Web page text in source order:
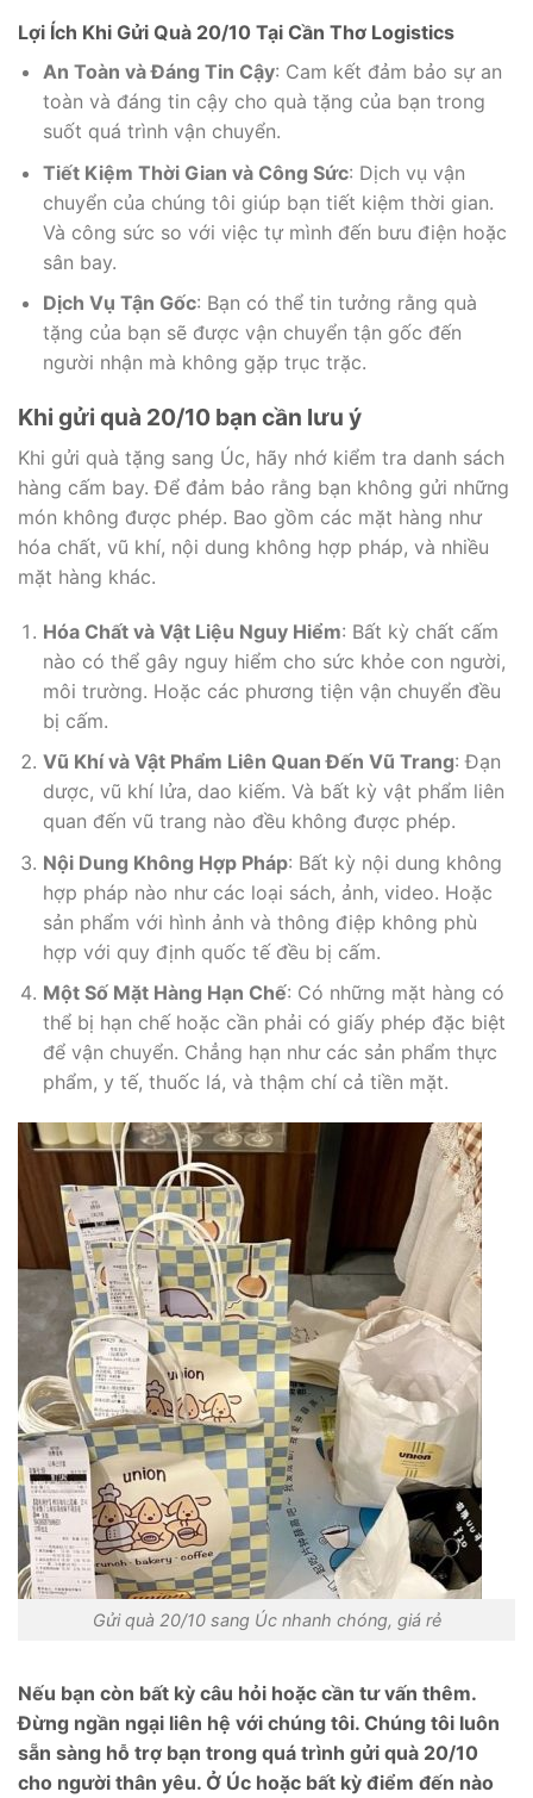
Lợi Ích Khi Gửi Quà 20/10 Tại Cần Thơ Logistics
An Toàn và Đáng Tin Cậy: Cam kết đảm bảo sự an
toàn và đáng tin cậy cho quà tặng của bạn trong
suốt quá trình vận chuyển.
Tiết Kiệm Thời Gian và Công Sức: Dịch vụ vận
chuyển của chúng tôi giúp bạn tiết kiệm thời gian.
Và công sức so với việc tự mình đến bưu điện hoặc
sân bay.
Dịch Vụ Tận Gốc: Bạn có thể tin tưởng rằng quà
tặng của bạn sẽ được vận chuyển tận gốc đến
người nhận mà không gặp trục trặc.
Khi gửi quà 20/10 bạn cần lưu ý
Khi gửi quà tặng sang Úc, hãy nhớ kiểm tra danh sách
hàng cấm bay. Để đảm bảo rằng bạn không gửi những
món không được phép. Bao gồm các mặt hàng như
hóa chất, vũ khí, nội dung không hợp pháp, và nhiều
mặt hàng khác.
Hóa Chất và Vật Liệu Nguy Hiểm: Bất kỳ chất cấm
nào có thể gây nguy hiểm cho sức khỏe con người,
môi trường. Hoặc các phương tiện vận chuyển đều
bị cấm.
Vũ Khí và Vật Phẩm Liên Quan Đến Vũ Trang: Đạn
dược, vũ khí lửa, dao kiếm. Và bất kỳ vật phẩm liên
quan đến vũ trang nào đều không được phép.
Nội Dung Không Hợp Pháp: Bất kỳ nội dung không
hợp pháp nào như các loại sách, ảnh, video. Hoặc
sản phẩm với hình ảnh và thông điệp không phù
hợp với quy định quốc tế đều bị cấm.
Một Số Mặt Hàng Hạn Chế: Có những mặt hàng có
thể bị hạn chế hoặc cần phải có giấy phép đặc biệt
để vận chuyển. Chẳng hạn như các sản phẩm thực
phẩm, y tế, thuốc lá, và thậm chí cả tiền mặt.
Gửi quà 20/10 sang Úc nhanh chóng, giá rẻ
Nếu bạn còn bất kỳ câu hỏi hoặc cần tư vấn thêm.
Đừng ngần ngại liên hệ với chúng tôi. Chúng tôi luôn
sẵn sàng hỗ trợ bạn trong quá trình gửi quà 20/10
cho người thân yêu. Ở Úc hoặc bất kỳ điểm đến nào